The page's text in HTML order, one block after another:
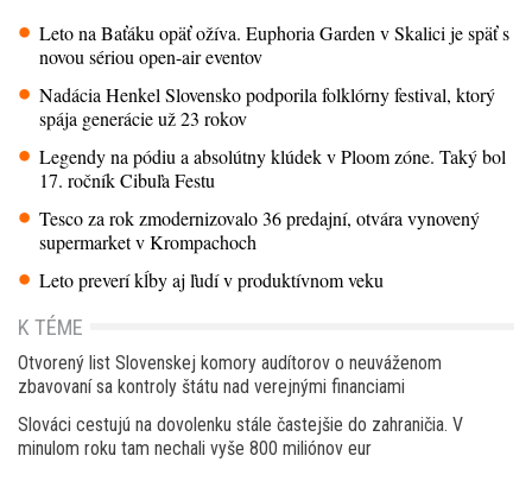
Leto na Baťáku opäť ožíva. Euphoria Garden v Skalici je späť s
novou sériou open-air eventov
Nadácia Henkel Slovensko podporila folklórny festival, ktorý
spája generácie už 23 rokov
Legendy na pódiu a absolútny klúdek v Ploom zóne. Taký bol
17. ročník Cibuľa Festu
Tesco za rok zmodernizovalo 36 predajní, otvára vynovený
supermarket v Krompachoch
Leto preverí kĺby aj ľudí v produktívnom veku
K TÉME
Otvorený list Slovenskej komory audítorov o neuváženom
zbavovaní sa kontroly štátu nad verejnými financiami
Slováci cestujú na dovolenku stále častejšie do zahraničia. V
minulom roku tam nechali vyše 800 miliónov eur